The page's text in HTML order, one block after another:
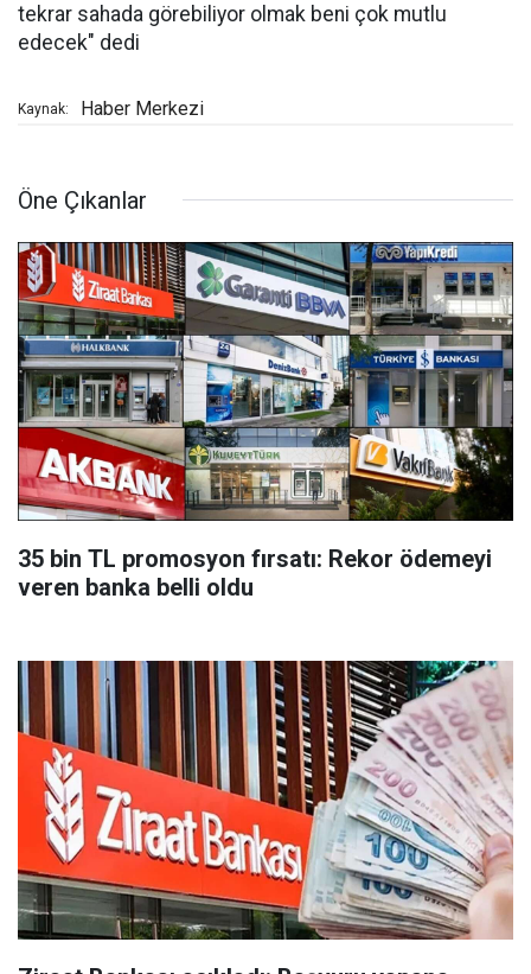
tekrar sahada görebiliyor olmak beni çok mutlu
edecek" dedi
Kaynak: Haber Merkezi
Öne Çıkanlar
35 bin TL promosyon fırsatı: Rekor ödemeyi
veren banka belli oldu